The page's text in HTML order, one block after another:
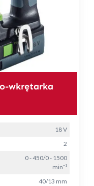
wkrętarka
18 V
2
0 - 450/0 - 1500
min⁻¹
40/13 mm